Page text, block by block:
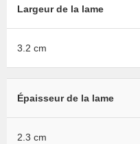
Largeur de la lame
3.2 cm
Épaisseur de la lame
2.3 cm